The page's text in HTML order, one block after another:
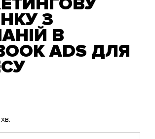
З
В
ADS ДЛЯ